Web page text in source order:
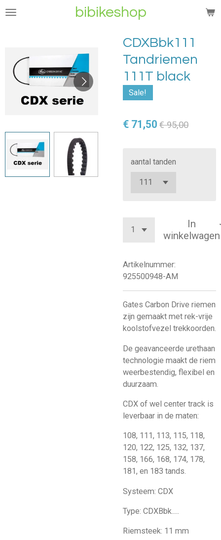
Ga
hoofdinhoud
bibikeshop
CDXBbk111
Tandriemen
111T black
Sale!
€ 71,50 € 95,00
aantal tanden
In
winkelwagen
Artikelnummer:
925500948-AM
Gates Carbon Drive riemen
zijn gemaakt met rek-vrije
koolstofvezel trekkoorden.
De geavanceerde urethaan
technologie maakt de riem
weerbestendig, flexibel en
duurzaam.
CDX of wel center track is
leverbaar in de maten:
108, 111, 113, 115, 118,
120, 122, 125, 132, 137,
158, 166, 168, 174, 178,
181, en 183 tands.
Systeem: CDX
Type: CDXBbk.....
Riemsteek: 11 mm